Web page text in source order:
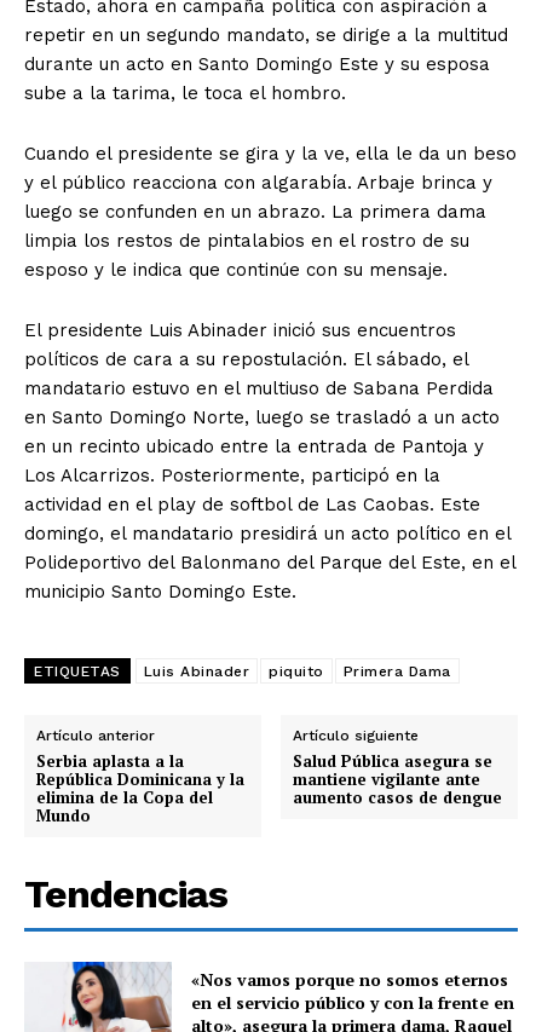
Estado, ahora en campaña política con aspiración a
repetir en un segundo mandato, se dirige a la multitud
durante un acto en Santo Domingo Este y su esposa
sube a la tarima, le toca el hombro.
Cuando el presidente se gira y la ve, ella le da un beso
y el público reacciona con algarabía. Arbaje brinca y
luego se confunden en un abrazo. La primera dama
limpia los restos de pintalabios en el rostro de su
esposo y le indica que continúe con su mensaje.
El presidente Luis Abinader inició sus encuentros
políticos de cara a su repostulación. El sábado, el
mandatario estuvo en el multiuso de Sabana Perdida
en Santo Domingo Norte, luego se trasladó a un acto
en un recinto ubicado entre la entrada de Pantoja y
Los Alcarrizos. Posteriormente, participó en la
actividad en el play de softbol de Las Caobas. Este
domingo, el mandatario presidirá un acto político en el
Polideportivo del Balonmano del Parque del Este, en el
municipio Santo Domingo Este.
ETIQUETAS Luis Abinader piquito Primera Dama
Artículo anterior
Serbia aplasta a la
República Dominicana y la
elimina de la Copa del
Mundo
Artículo siguiente
Salud Pública asegura se
mantiene vigilante ante
aumento casos de dengue
Tendencias
«Nos vamos porque no somos eternos
en el servicio público y con la frente en
alto», asegura la primera dama, Raquel